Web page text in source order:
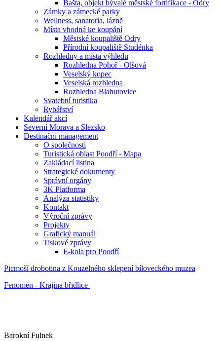
Bašta, objekt bývalé městské fortifikace - Odry
Zámky a zámecké parky
Wellness, sanatoria, lázně
Místa vhodná ke koupání
Městské koupaliště Odry
Přírodní koupaliště Studénka
Rozhledny a místa výhledu
Rozhledna Pohoř - Olšová
Veselský kopec
Veselská rozhledna
Rozhledna Blahutovice
Svatební turistika
Rybářství
Kalendář akcí
Severní Morava a Slezsko
Destinační management
O společnosti
Turistická oblast Poodří - Mapa
Zakládací listina
Strategické dokumenty
Správní orgány
3K Platforma
Analýza statistiky
Kontakt
Výroční zprávy
Projekty
Grafický manuál
Tiskové zprávy
E-kola pro Poodří
Picmoší drobotina z Kouzelného sklepení bíloveckého muzea
Fenomén - Krajina břidlice
Barokní Fulnek